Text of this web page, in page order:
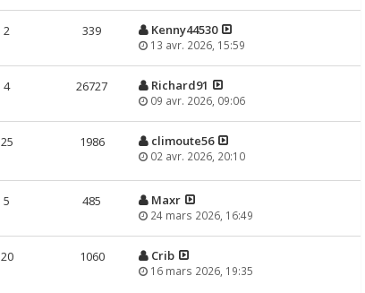
2 339 Kenny44530
13 avr. 2026, 15:59
4 26727 Richard91
09 avr. 2026, 09:06
25 1986 climoute56
02 avr. 2026, 20:10
5 485 Maxr
24 mars 2026, 16:49
20 1060 Crib
16 mars 2026, 19:35